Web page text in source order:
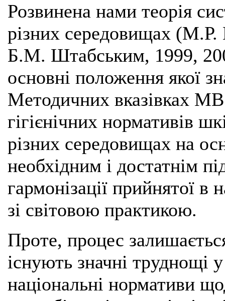
Розвинена нами теорія
різних середовищах (М.Р.
Б.М. Штабським, 1999,
основні положення якої
Методичних вказівках
гігієнічних нормативів
різних середовищах на
необхідним і достатнім
гармонізації прийнятої в
зі світовою практикою.
Проте, процес
існують значні труднощі
національні нормативи